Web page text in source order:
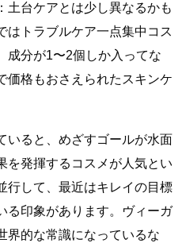
土台ケアとは少し異なるかも
はトラブルケア一点集中コス
成分が1〜2個しか入ってな
価格もおさえられたスキンケ
いると、めざすゴールが水面
を発揮するコスメが人気とい
行して、最近はキレイの目標
る印象があります。ヴィーガ
界的な常識になっているな